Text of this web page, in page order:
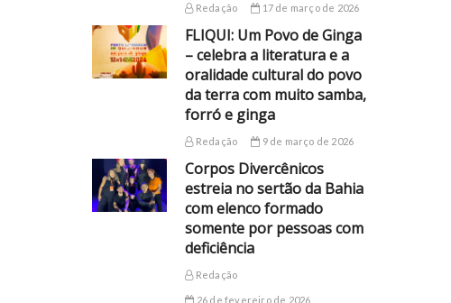
Redação 17 de março de 2026
FLIQUI: Um Povo de Ginga
– celebra a literatura e a
oralidade cultural do povo
da terra com muito samba,
forró e ginga
Redação 9 de março de 2026
Corpos Divercênicos
estreia no sertão da Bahia
com elenco formado
somente por pessoas com
deficiência
Redação
26 de fevereiro de 2026